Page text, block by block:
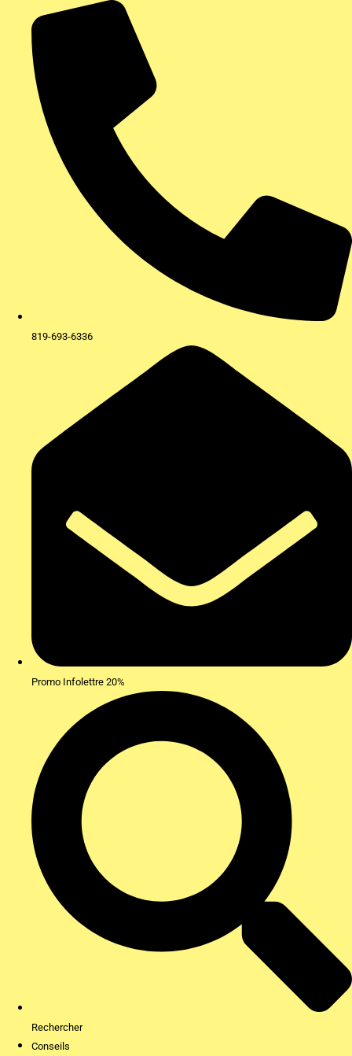
contenu
819-693-6336
Promo Infolettre 20%
Rechercher
Conseils